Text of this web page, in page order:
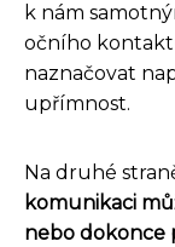
k nám
očního
naznačovat
upřímnost.
Na druhé
komunikaci
nebo dokonce